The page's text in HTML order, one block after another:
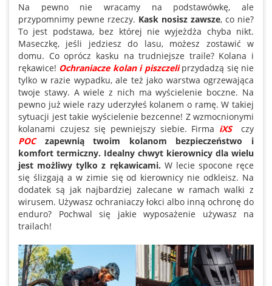
Na pewno nie wracamy na podstawówkę, ale
przypomnimy pewne rzeczy. Kask nosisz zawsze, co nie?
To jest podstawa, bez której nie wyjeżdża chyba nikt.
Maseczkę, jeśli jedziesz do lasu, możesz zostawić w
domu. Co oprócz kasku na trudniejsze traile? Kolana i
rękawice! Ochraniacze kolan i piszczeliprzydadzą się nie
tylko w razie wypadku, ale też jako warstwa ogrzewająca
twoje stawy. A wiele z nich ma wyścielenie boczne. Na
pewno już wiele razy uderzyłeś kolanem o ramę. W takiej
sytuacji jest takie wyścielenie bezcenne! Z wzmocnionymi
kolanami czujesz się pewniejszy siebie. Firma iXS
czy
POC zapewnią twoim kolanom bezpieczeństwo i
komfort termiczny. Idealny chwyt kierownicy dla wielu
jest możliwy tylko z rękawicami. W lecie spocone ręce
się ślizgają a w zimie się od kierownicy nie odkleisz. Na
dodatek są jak najbardziej zalecane w ramach walki z
wirusem. Używasz ochraniaczy łokci albo inną ochronę do
enduro? Pochwal się jakie wyposażenie używasz na
trailach!